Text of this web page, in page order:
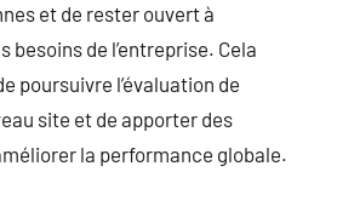
et de rester ouvert à
besoins de l’entreprise. Cela
poursuivre l’évaluation de
site et de apporter des
la performance globale.